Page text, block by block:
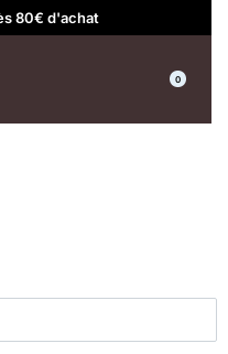
80€ d'achat
0